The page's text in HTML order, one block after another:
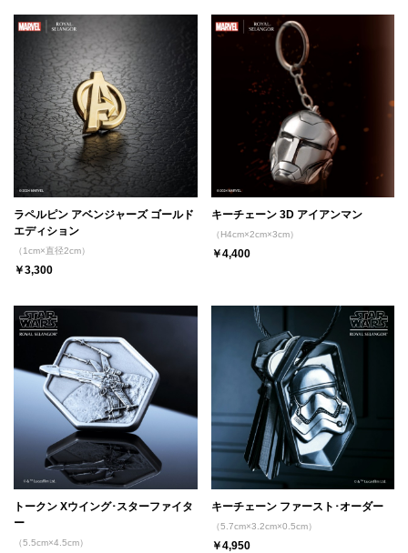
ラペルピン アベンジャーズ ゴールド
エディション
（1cm×直径2cm）
￥3,300
キーチェーン 3D アイアンマン
（H4cm×2cm×3cm）
￥4,400
トークン Xウイング･スターファイタ
ー
（5.5cm×4.5cm）
キーチェーン ファースト･オーダー
（5.7cm×3.2cm×0.5cm）
￥4,950